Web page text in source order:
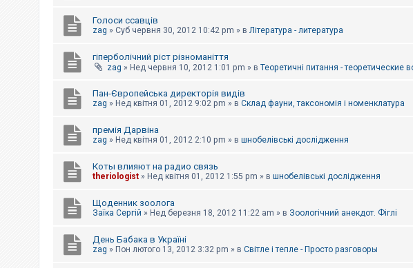
Голоси ссавців
zag » Суб червня 30, 2012 10:42 pm » в Література - литература
гіперболічний ріст різноманіття
zag » Нед червня 10, 2012 1:01 pm » в Теоретичні питання - теоретические
Пан-Європейська директорія видів
zag » Нед квітня 01, 2012 9:02 pm » в Склад фауни, таксономія і номенклатура
премія Дарвіна
zag » Нед квітня 01, 2012 2:10 pm » в шнобелівські дослідження
Коты влияют на радио связь
theriologist » Нед квітня 01, 2012 1:55 pm » в шнобелівські дослідження
Щоденник зоолога
Заїка Сергій » Нед березня 18, 2012 11:22 am » в Зоологічний анекдот. Фіглі
День Бабака в Україні
zag » Пон лютого 13, 2012 3:32 pm » в Світле і тепле - Просто разговоры